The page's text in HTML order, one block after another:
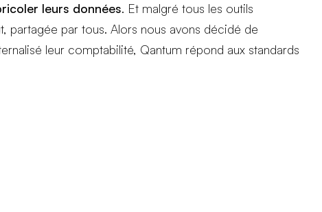
leurs données. Et malgré tous les outils
partagée par tous. Alors nous avons décidé de
leur comptabilité, Qantum répond aux standards